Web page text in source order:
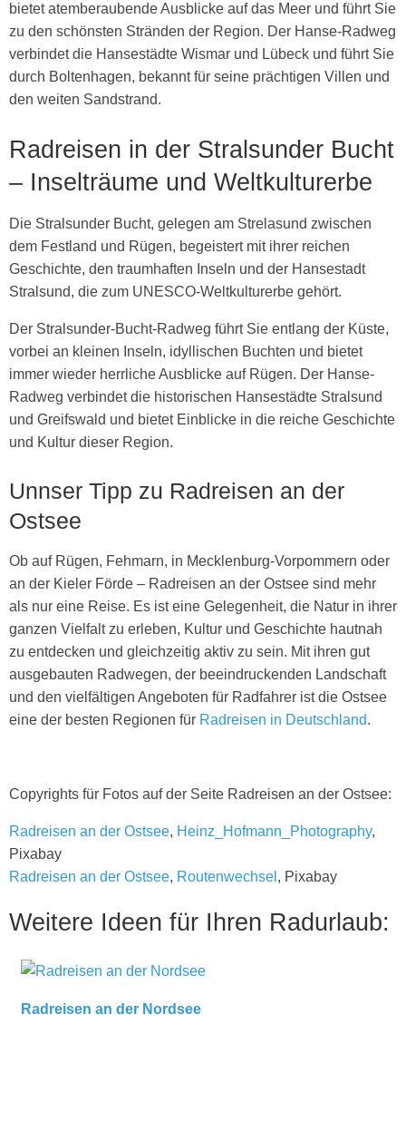
bietet atemberaubende Ausblicke auf das Meer und führt Sie
zu den schönsten Stränden der Region. Der Hanse-Radweg
verbindet die Hansestädte Wismar und Lübeck und führt Sie
durch Boltenhagen, bekannt für seine prächtigen Villen und
den weiten Sandstrand.
Radreisen in der Stralsunder Bucht
– Inselträume und Weltkulturerbe
Die Stralsunder Bucht, gelegen am Strelasund zwischen
dem Festland und Rügen, begeistert mit ihrer reichen
Geschichte, den traumhaften Inseln und der Hansestadt
Stralsund, die zum UNESCO-Weltkulturerbe gehört.
Der Stralsunder-Bucht-Radweg führt Sie entlang der Küste,
vorbei an kleinen Inseln, idyllischen Buchten und bietet
immer wieder herrliche Ausblicke auf Rügen. Der Hanse-
Radweg verbindet die historischen Hansestädte Stralsund
und Greifswald und bietet Einblicke in die reiche Geschichte
und Kultur dieser Region.
Unnser Tipp zu Radreisen an der
Ostsee
Ob auf Rügen, Fehmarn, in Mecklenburg-Vorpommern oder
an der Kieler Förde – Radreisen an der Ostsee sind mehr
als nur eine Reise. Es ist eine Gelegenheit, die Natur in ihrer
ganzen Vielfalt zu erleben, Kultur und Geschichte hautnah
zu entdecken und gleichzeitig aktiv zu sein. Mit ihren gut
ausgebauten Radwegen, der beeindruckenden Landschaft
und den vielfältigen Angeboten für Radfahrer ist die Ostsee
eine der besten Regionen für Radreisen in Deutschland.
Copyrights für Fotos auf der Seite Radreisen an der Ostsee:
Radreisen an der Ostsee, Heinz_Hofmann_Photography,
Pixabay
Radreisen an der Ostsee, Routenwechsel , Pixabay
Weitere Ideen für Ihren Radurlaub:
Radreisen an der Nordsee